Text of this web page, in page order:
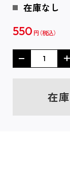
在庫なし
550 円
在